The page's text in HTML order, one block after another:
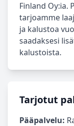
Finland Oy:ia.
tarjoamme
ja kalustoa
saadaksesi
kalustoista.
Tarjotut
Pääpalvelu: